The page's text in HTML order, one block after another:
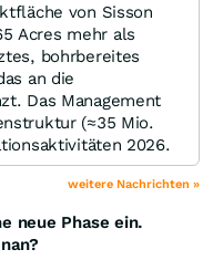
von Sisson
Acres mehr als
bohrbereites
an die
Das Management
(≈35 Mio.
2026.
weitere Nachrichten »
neue Phase ein.